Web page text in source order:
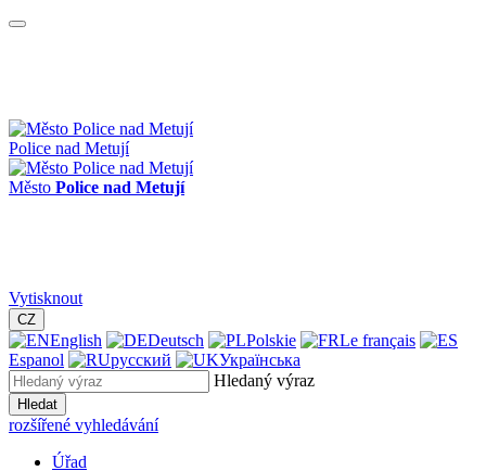
Police nad Metují
Město Police nad Metují
Vytisknout
CZ
English Deutsch Polskie
Le français
Espanol
русский
Українська
Hledaný výraz
Hledat
rozšířené vyhledávání
Úřad